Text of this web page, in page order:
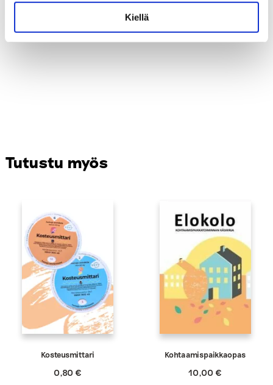
Kiellä
1
Tutustu myös
Kosteusmittari
0,80€
Kohtaamispaikkaopas
10,00 €